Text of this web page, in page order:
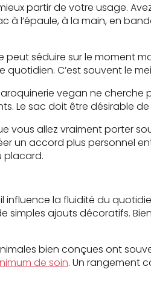
partir de votre usage.
l’épaule, à la main, en
séduire sur le moment
C’est souvent le
vegan ne
Le sac doit être désirable
vous allez vraiment porter
un accord plus personnel
placard.
influence la fluidité du
ajouts décoratifs.
bien conçues ont
de soin. Un rangement